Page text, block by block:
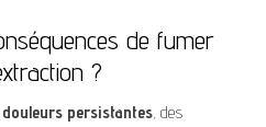
de fumer
?
douleurs persistantes, des